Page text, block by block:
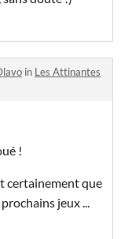
in Les Attinantes
!
certainement que
jeux ...